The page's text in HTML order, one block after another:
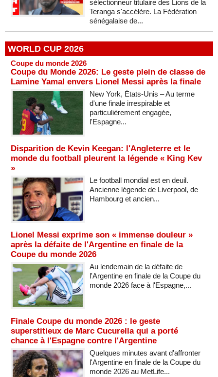
sélectionneur titulaire des Lions de la
Teranga s'accélère. La Fédération
sénégalaise de...
WORLD CUP 2026
Coupe du monde 2026
Coupe du Monde 2026: Le geste plein de classe de
Lamine Yamal envers Lionel Messi après la finale
New York, États-Unis – Au terme
d'une finale irrespirable et
particulièrement engagée,
l'Espagne...
Disparition de Kevin Keegan: l'Angleterre et le
monde du football pleurent la légende « King Kev
»
Le football mondial est en deuil.
Ancienne légende de Liverpool, de
Hambourg et ancien...
Lionel Messi exprime son « immense douleur »
après la défaite de l'Argentine en finale de la
Coupe du monde 2026
Au lendemain de la défaite de
l'Argentine en finale de la Coupe du
monde 2026 face à l'Espagne,...
Finale Coupe du monde 2026 : le geste
superstitieux de Marc Cucurella qui a porté
chance à l'Espagne contre l'Argentine
Quelques minutes avant d'affronter
l'Argentine en finale de la Coupe du
monde 2026 au MetLife...